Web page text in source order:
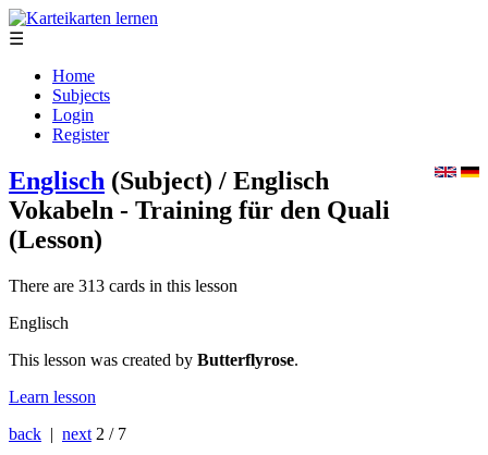
☰
Home
Subjects
Login
Register
Englisch (Subject) / Englisch
Vokabeln - Training für den Quali
(Lesson)
There are 313 cards in this lesson
Englisch
This lesson was created by Butterflyrose.
Learn lesson
back | next 2 / 7